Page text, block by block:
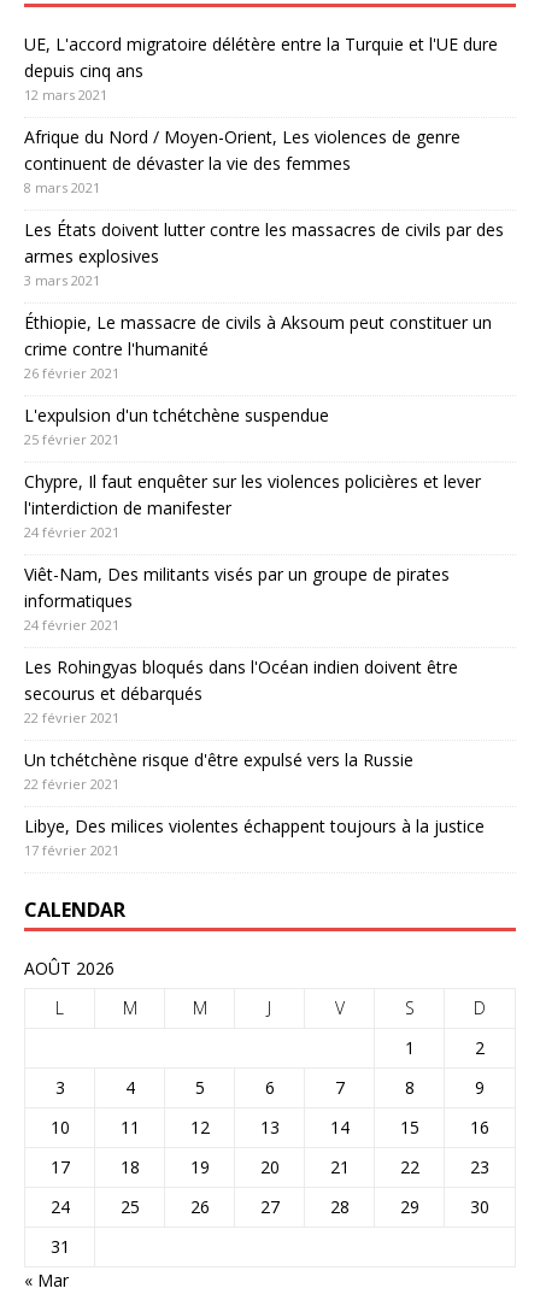
UE, L'accord migratoire délétère entre la Turquie et l'UE dure
depuis cinq ans
12 mars 2021
Afrique du Nord / Moyen-Orient, Les violences de genre
continuent de dévaster la vie des femmes
8 mars 2021
Les États doivent lutter contre les massacres de civils par des
armes explosives
3 mars 2021
Éthiopie, Le massacre de civils à Aksoum peut constituer un
crime contre l'humanité
26 février 2021
L'expulsion d'un tchétchène suspendue
25 février 2021
Chypre, Il faut enquêter sur les violences policières et lever
l'interdiction de manifester
24 février 2021
Viêt-Nam, Des militants visés par un groupe de pirates
informatiques
24 février 2021
Les Rohingyas bloqués dans l'Océan indien doivent être
secourus et débarqués
22 février 2021
Un tchétchène risque d'être expulsé vers la Russie
22 février 2021
Libye, Des milices violentes échappent toujours à la justice
17 février 2021
CALENDAR
AOÛT 2026
L
M M J V S
D
1
2
3
4 5 6 7 8
9
10
11 12 13 14 15
16
17
18 19 20 21 22
23
24
25 26 27 28 29
30
31
« Mar